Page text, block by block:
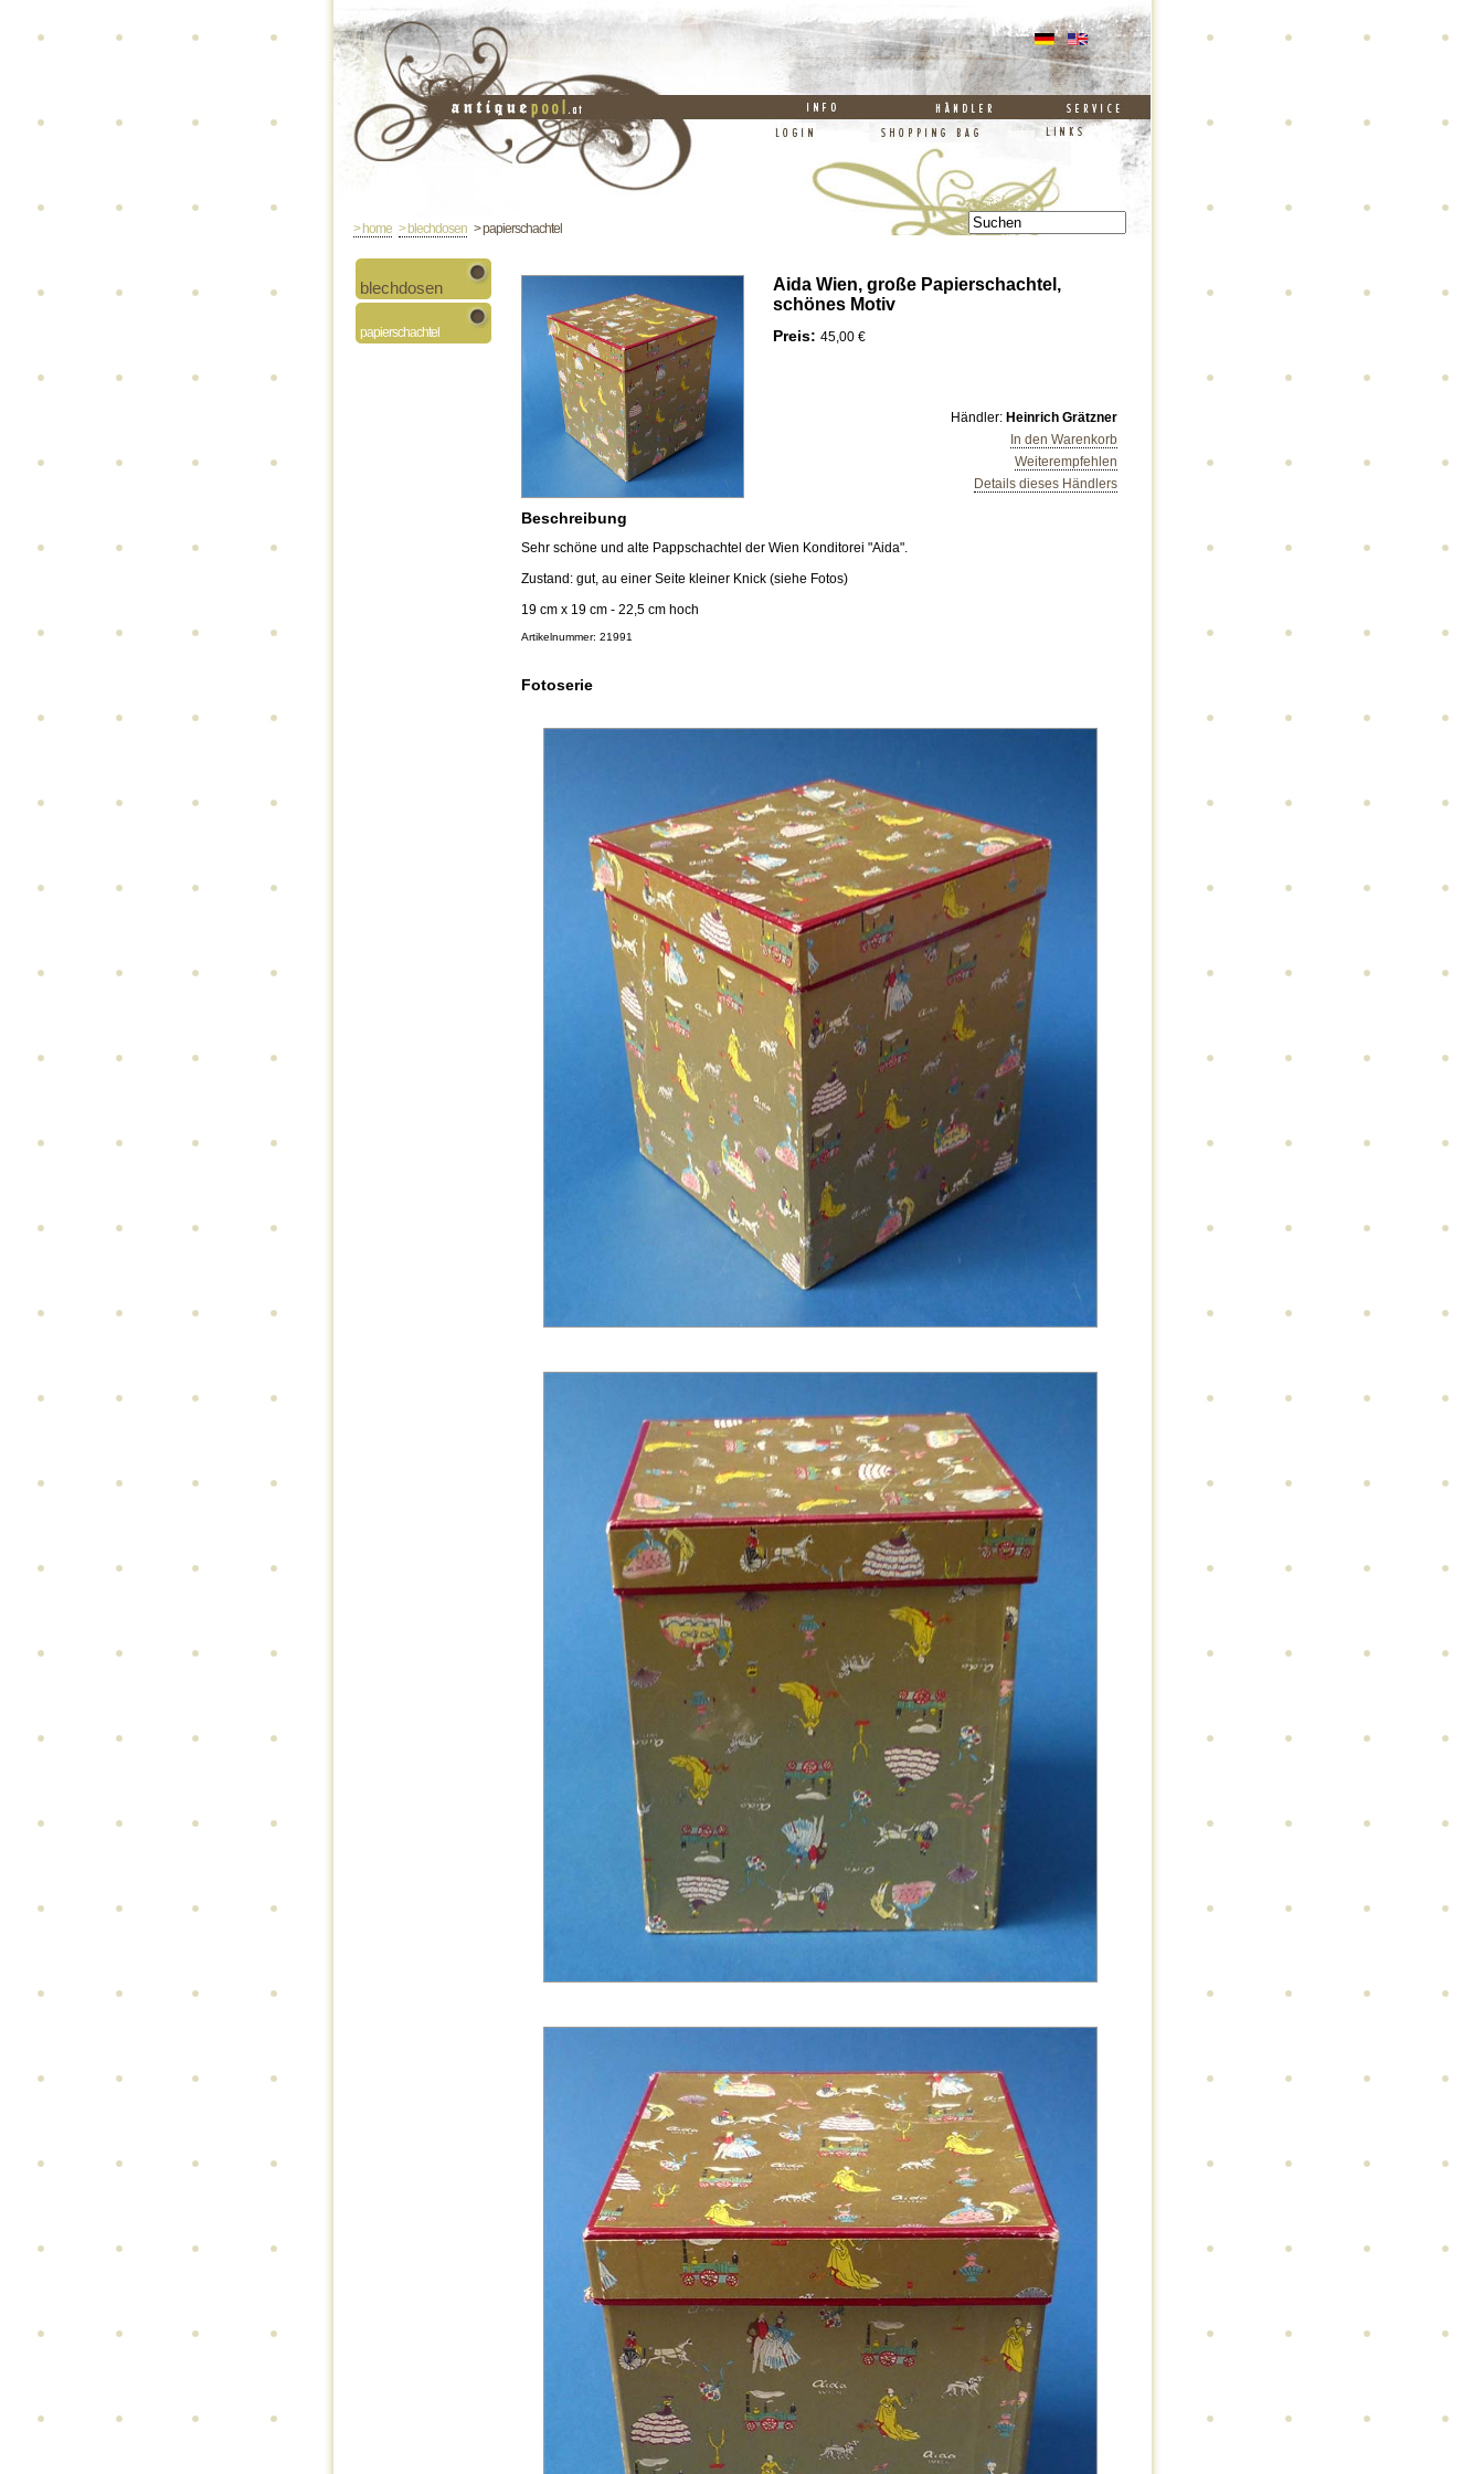
> home > blechdosen > papierschachtel
blechdosen
papierschachtel
Aida Wien, große Papierschachtel,
schönes Motiv
Preis: 45,00 €
Weiterempfehlen
In den Warenkorb
Händler: Heinrich Grätzner
Details dieses Händlers
Beschreibung
Sehr schöne und alte Pappschachtel der Wien Konditorei "Aida".
Zustand: gut, au einer Seite kleiner Knick (siehe Fotos)
19 cm x 19 cm - 22,5 cm hoch
Artikelnummer: 21991
Fotoserie